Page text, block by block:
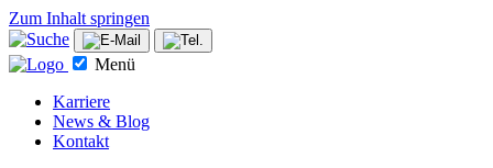
Zum Inhalt springen
Menü
Karriere
News & Blog
Kontakt